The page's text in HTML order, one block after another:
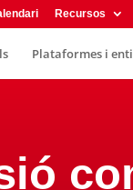
Recursos
Plataformes i